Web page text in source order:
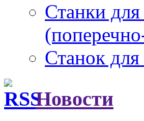
Станки
Станок
Новости